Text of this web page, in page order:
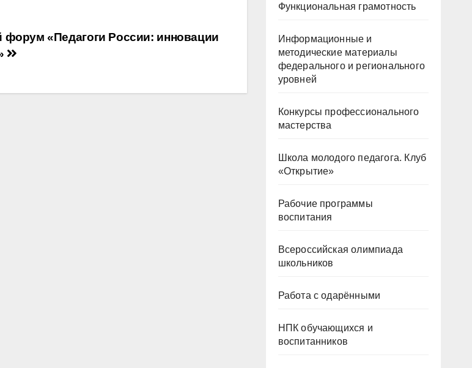
форум «Педагоги России: инновации
Функциональная грамотность
Информационные и
методические материалы
федерального и регионального
уровней
Конкурсы профессионального
мастерства
Школа молодого педагога. Клуб
«Открытие»
Рабочие программы
воспитания
Всероссийская олимпиада
школьников
Работа с одарёнными
НПК обучающихся и
воспитанников